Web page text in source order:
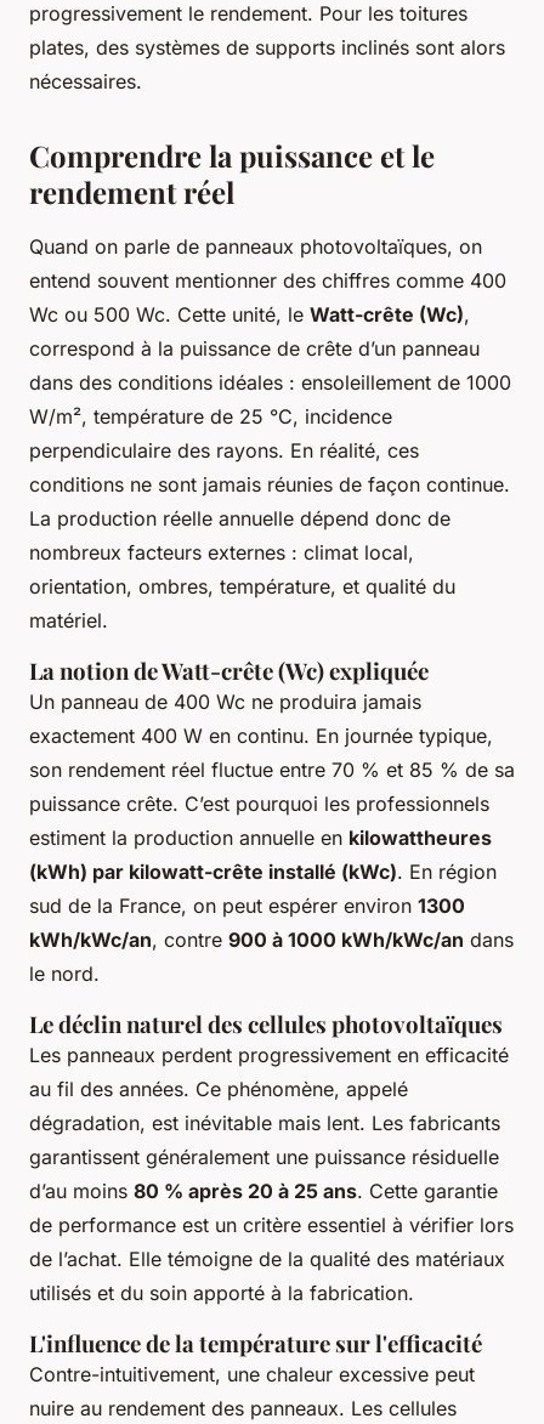
progressivement le rendement. Pour les toitures
plates, des systèmes de supports inclinés sont alors
nécessaires.
Comprendre la puissance et le
rendement réel
Quand on parle de panneaux photovoltaïques, on
entend souvent mentionner des chiffres comme 400
Wc ou 500 Wc. Cette unité, le Watt-crête (Wc),
correspond à la puissance de crête d’un panneau
dans des conditions idéales : ensoleillement de 1000
W/m², température de 25 °C, incidence
perpendiculaire des rayons. En réalité, ces
conditions ne sont jamais réunies de façon continue.
La production réelle annuelle dépend donc de
nombreux facteurs externes : climat local,
orientation, ombres, température, et qualité du
matériel.
La notion de Watt-crête (Wc) expliquée
Un panneau de 400 Wc ne produira jamais
exactement 400 W en continu. En journée typique,
son rendement réel fluctue entre 70 % et 85 % de sa
puissance crête. C’est pourquoi les professionnels
estiment la production annuelle en kilowattheures
(kWh) par kilowatt-crête installé (kWc). En région
sud de la France, on peut espérer environ 1300
kWh/kWc/an, contre 900 à 1000 kWh/kWc/an dans
le nord.
Le déclin naturel des cellules photovoltaïques
Les panneaux perdent progressivement en efficacité
au fil des années. Ce phénomène, appelé
dégradation, est inévitable mais lent. Les fabricants
garantissent généralement une puissance résiduelle
d’au moins 80 % après 20 à 25 ans. Cette garantie
de performance est un critère essentiel à vérifier lors
de l’achat. Elle témoigne de la qualité des matériaux
utilisés et du soin apporté à la fabrication.
L'influence de la température sur l'efficacité
Contre-intuitivement, une chaleur excessive peut
nuire au rendement des panneaux. Les cellules